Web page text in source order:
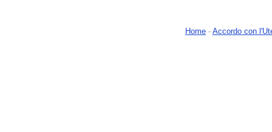
Home - Accordo con